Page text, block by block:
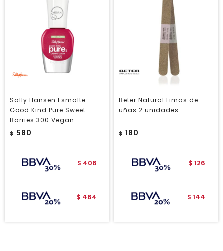
Sally Hansen Esmalte
Good Kind Pure Sweet
Barries 300 Vegan
$ 580
$ 406
$ 464
Beter Natural Limas de
uñas 2 unidades
$ 180
$ 126
$ 144